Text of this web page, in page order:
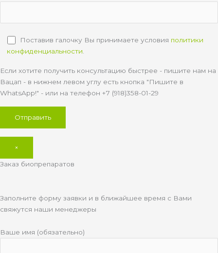
Поставив галочку Вы принимаете условия политики
конфиденциальности.
Если хотите получить консультацию быстрее - пишите нам на
Вацап - в нижнем левом углу есть кнопка "Пишите в
WhatsApp!" - или на телефон +7 (918)358-01-29
×
Заказ биопрепаратов
Заполните форму заявки и в ближайшее время с Вами
свяжутся наши менеджеры
Ваше имя (обязательно)